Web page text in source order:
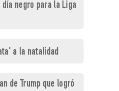
negro para la Liga
a la natalidad
de Trump que logró